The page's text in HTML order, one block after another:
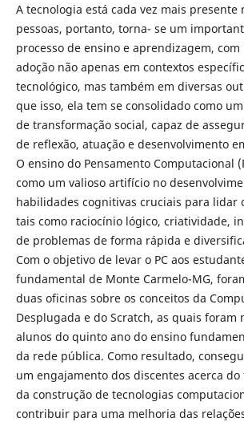
A tecnologia está cada vez mais presente
pessoas, portanto, torna- se um
processo de ensino e aprendizagem,
adoção não apenas em contextos
tecnológico, mas também em diversas
que isso, ela tem se consolidado como
de transformação social, capaz de
de reflexão, atuação e desenvolvimento
O ensino do Pensamento Computacional
como um valioso artifício no
habilidades cognitivas cruciais para lidar
tais como raciocínio lógico, criatividade,
de problemas de forma rápida e
Com o objetivo de levar o PC aos
fundamental de Monte Carmelo-MG,
duas oficinas sobre os conceitos da
Desplugada e do Scratch, as quais foram
alunos do quinto ano do ensino
da rede pública. Como resultado,
um engajamento dos discentes acerca
da construção de tecnologias
contribuir para uma melhoria das